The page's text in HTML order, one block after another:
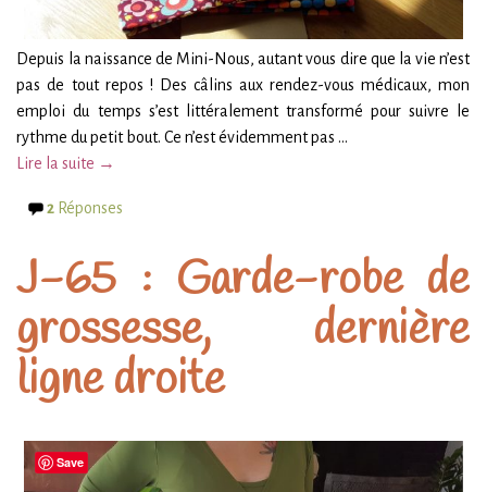
Depuis la naissance de Mini-Nous, autant vous dire que la vie n’est
pas de tout repos ! Des câlins aux rendez-vous médicaux, mon
emploi du temps s’est littéralement transformé pour suivre le
rythme du petit bout. Ce n’est évidemment pas …
Lire la suite →
2 Réponses
J-65 : Garde-robe de
grossesse, dernière
ligne droite
Save